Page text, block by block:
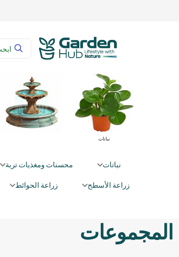
محسنات ومغذيات تربة
نباتات محسنات ومغذيات تربة
زراعة الأسطح زراعة الحوائط
المجموعات